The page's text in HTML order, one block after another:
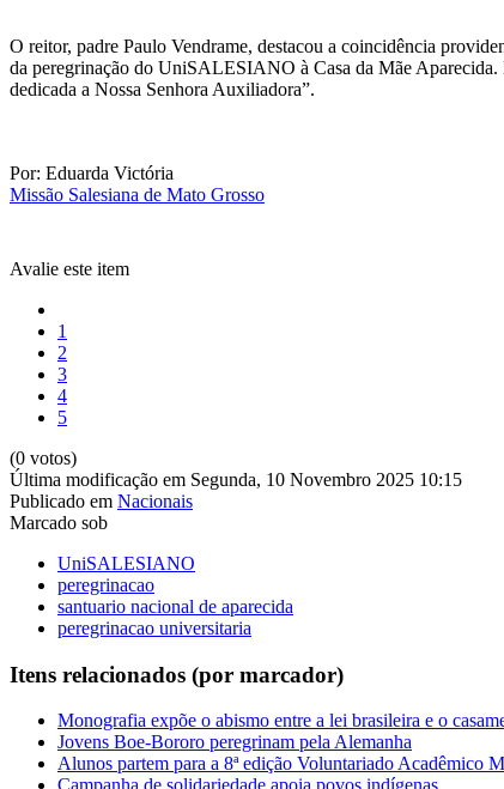
O reitor, padre Paulo Vendrame, destacou a coincidência
da peregrinação do UniSALESIANO à Casa da Mãe Aparecida.
dedicada a Nossa Senhora Auxiliadora”.
Por: Eduarda Victória
Missão Salesiana de Mato Grosso
Avalie este item
1
2
3
4
5
(0 votos)
Última modificação em Segunda, 10 Novembro 2025 10:15
Publicado em Nacionais
Marcado sob
UniSALESIANO
peregrinacao
santuario nacional de aparecida
peregrinacao universitaria
Itens relacionados (por marcador)
Monografia expõe o abismo entre a lei brasileira e o
Jovens Boe-Bororo peregrinam pela Alemanha
Alunos partem para a 8ª edição Voluntariado Acadêmico